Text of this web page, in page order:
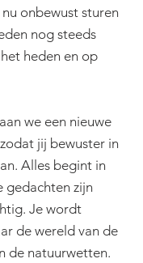
onbewust sturen
nog steeds
heden en op
we een nieuwe
jij bewuster in
Alles begint in
gedachten zijn
Je wordt
de wereld van de
de natuurwetten.